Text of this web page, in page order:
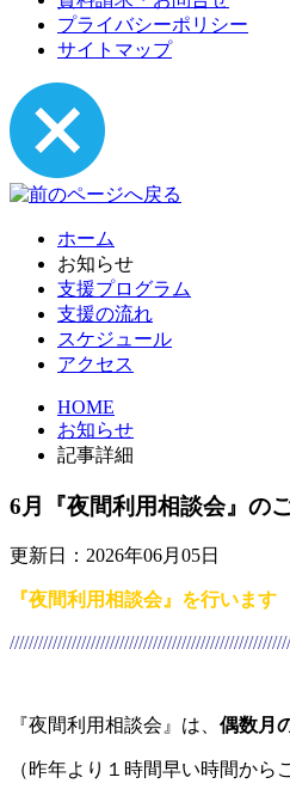
プライバシーポリシー
サイトマップ
ホーム
お知らせ
支援プログラム
支援の流れ
スケジュール
アクセス
HOME
お知らせ
記事詳細
6月『夜間利用相談会』の
更新日：2026年06月05日
『夜間利用相談会』を行います
『夜間利用相談会』は、 偶数月
（昨年より１時間早い時間から